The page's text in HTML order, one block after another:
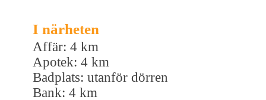
I närheten
Affär: 4 km
Apotek: 4 km
Badplats: utanför dörren
Bank: 4 km